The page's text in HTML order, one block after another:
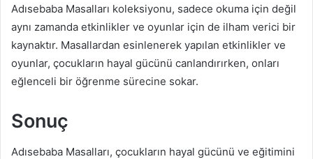
Adısebaba Masalları koleksiyonu, sadece okuma için değil
aynı zamanda etkinlikler ve oyunlar için de ilham verici bir
kaynaktır. Masallardan esinlenerek yapılan etkinlikler ve
oyunlar, çocukların hayal gücünü canlandırırken, onları
eğlenceli bir öğrenme sürecine sokar.
Sonuç
Adısebaba Masalları, çocukların hayal gücünü ve eğitimini